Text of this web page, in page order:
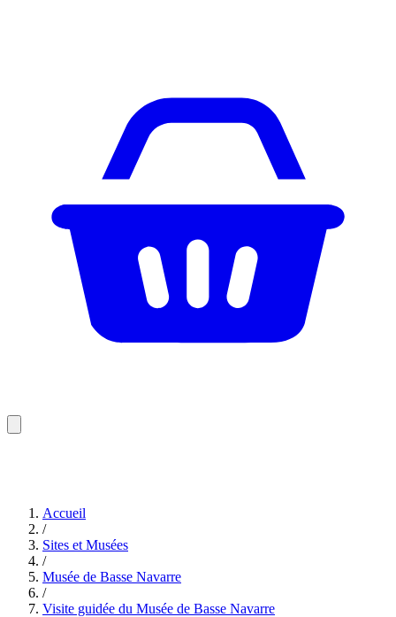
Accueil
/
Sites et Musées
/
Musée de Basse Navarre
/
Visite guidée du Musée de Basse Navarre